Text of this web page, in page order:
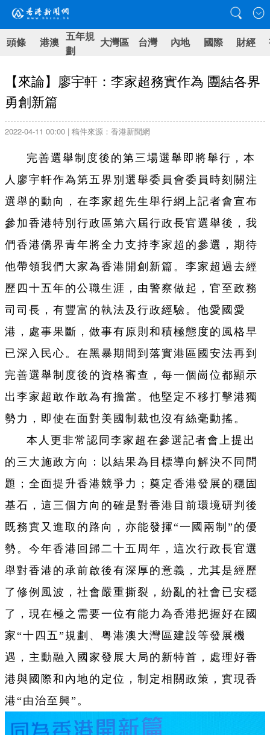
頭條 港澳 五年規
劃
大灣區 台灣 內地 國際 財經
【來論】廖宇軒：李家超務實作為 團結各界
勇創新篇
2022-04-11 00:00 | 稿件來源：香港新聞網
完善選舉制度後的第三場選舉即將舉行，本
人廖宇軒作為第五界別選舉委員會委員時刻關注
選舉的動向，在李家超先生舉行網上記者會宣布
參加香港特別行政區第六屆行政長官選舉後，我
們香港僑界青年將全力支持李家超的參選，期待
他帶領我們大家為香港開創新篇。李家超過去經
歷四十五年的公職生涯，由警察做起，官至政務
司司長，有豐富的執法及行政經驗。他愛國愛
港，處事果斷，做事有原則和積極態度的風格早
已深入民心。在黑暴期間到落實港區國安法再到
完善選舉制度後的資格審查，每一個崗位都顯示
出李家超敢作敢為有擔當。他堅定不移打擊港獨
勢力，即使在面對美國制裁也沒有絲毫動搖。
本人更非常認同李家超在參選記者會上提出
的三大施政方向：以結果為目標導向解決不同問
題；全面提升香港競爭力；奠定香港發展的穩固
基石，這三個方向的確是對香港目前環境研判後
既務實又進取的路向，亦能發揮“一國兩制”的優
勢。今年香港回歸二十五周年，這次行政長官選
舉對香港的承前啟後有深厚的意義，尤其是經歷
了修例風波，社會嚴重撕裂，紛亂的社會已安穩
了，現在極之需要一位有能力為香港把握好在國
家“十四五”規劃、粤港澳大灣區建設等發展機
遇，主動融入國家發展大局的新特首，處理好香
港與國際和內地的定位，制定相關政策，實現香
港“由治至興”。